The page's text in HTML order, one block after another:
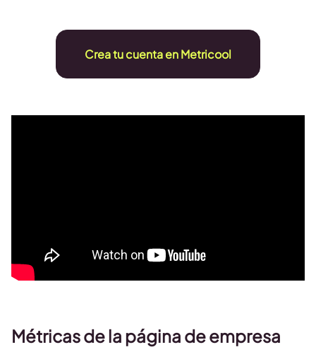
Crea tu cuenta en Metricool
Métricas de la página de empresa